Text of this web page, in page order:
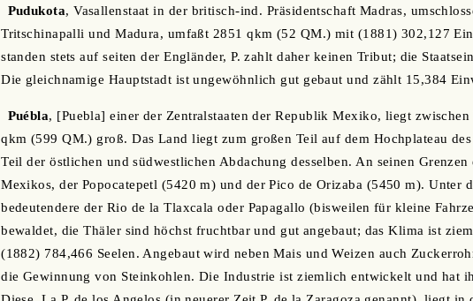
Pudukota, Vasallenstaat in der britisch-ind. Präsidentschaft Madras,
Tritschinapalli und Madura, umfaßt 2851 qkm (52 QM.) mit (1881) 302,127
standen stets auf seiten der Engländer, P. zahlt daher keinen Tribut; die
Die gleichnamige Hauptstadt ist ungewöhnlich gut gebaut und zählt 15,384
Puébla, [Puebla] einer der Zentralstaaten der Republik Mexiko, liegt
qkm (599 QM.) groß. Das Land liegt zum großen Teil auf dem Hochplateau
Teil der östlichen und südwestlichen Abdachung desselben. An seinen
Mexikos, der Popocatepetl (5420 m) und der Pico de Orizaba (5450 m). Unter
bedeutendere der Rio de la Tlaxcala oder Papagallo (bisweilen für kleine
bewaldet, die Thäler sind höchst fruchtbar und gut angebaut; das Klima ist
(1882) 784,466 Seelen. Angebaut wird neben Mais und Weizen auch
die Gewinnung von Steinkohlen. Die Industrie ist ziemlich entwickelt und hat